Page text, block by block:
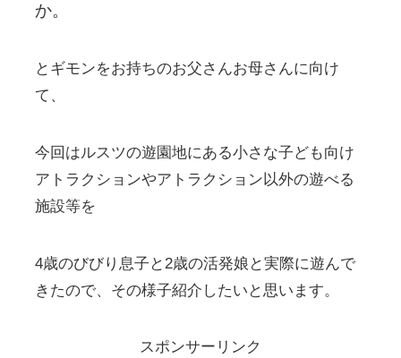
か。
とギモンをお持ちのお父さんお母さんに向け
て、
今回はルスツの遊園地にある小さな子ども向け
アトラクションやアトラクション以外の遊べる
施設等を
4歳のびびり息子と2歳の活発娘と実際に遊んで
きたので、その様子紹介したいと思います。
スポンサーリンク